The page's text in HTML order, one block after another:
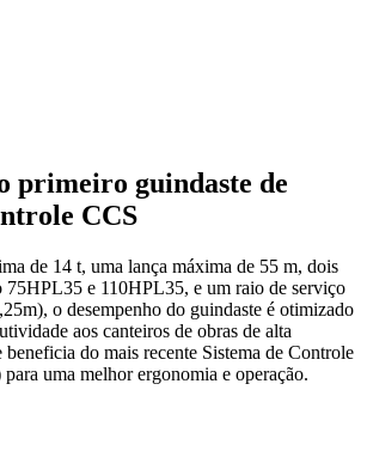
primeiro guindaste de
CCS
de 14 t, uma lança máxima de 55 m, dois
75HPL35 e 110HPL35, e um raio de serviço
o desempenho do guindaste é otimizado
aos canteiros de obras de alta
beneficia do mais recente Sistema de Controle
uma melhor ergonomia e operação.